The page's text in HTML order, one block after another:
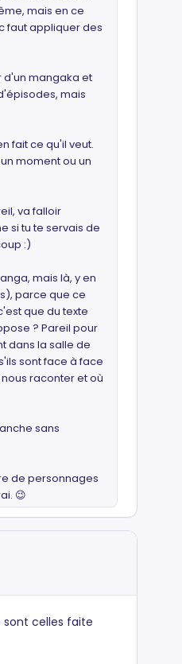
mais en ce
faut appliquer des
d'un mangaka et
mais
fait ce qu'il veut.
moment ou un
va falloir
si tu te servais de
:)
mais là, y en
parce que ce
que du texte
? Pareil pour
dans la salle de
sont face à face
raconter et où
sans
de personnages
😉
sont celles faite